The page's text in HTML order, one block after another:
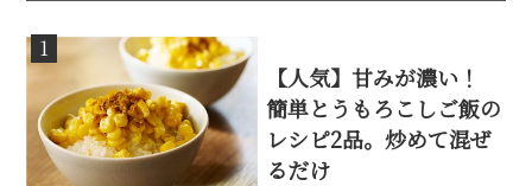
1
【人気】甘みが濃い！
簡単とうもろこしご飯の
レシピ2品。炒めて混ぜ
るだけ